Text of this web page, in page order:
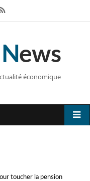
R
S
News
économique
toucher la pension